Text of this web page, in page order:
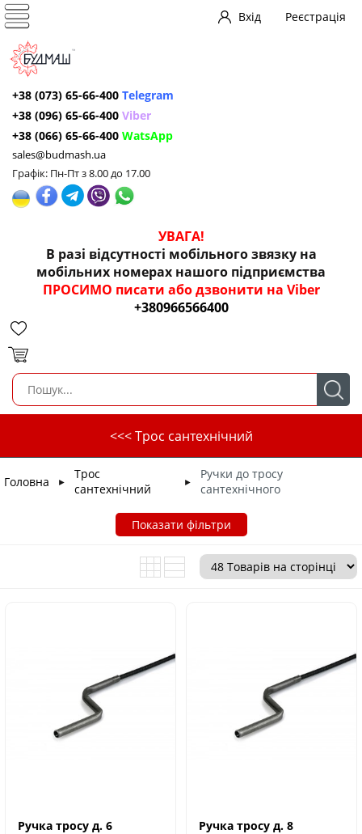
Вхід Реєстрація
+38 (073) 65-66-400 Telegram
+38 (096) 65-66-400 Viber
+38 (066) 65-66-400 WatsApp
sales@budmash.ua
Графік: Пн-Пт з 8.00 до 17.00
УВАГА!
В разі відсутності мобільного звязку на
мобільних номерах нашого підприємства
ПРОСИМО писати або дзвонити на Viber
+380966566400
<<< Трос сантехнічний
Головна ►
Трос
сантехнічний
►
Ручки до тросу
сантехнічного
Показати фільтри
Ручка тросу д. 6 Ручка тросу д. 8